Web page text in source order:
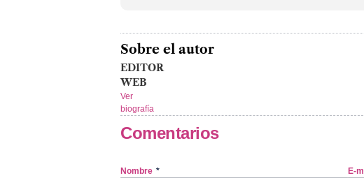
Sobre el autor
EDITOR
WEB
Ver
biografía
Comentarios
Nombre * E-